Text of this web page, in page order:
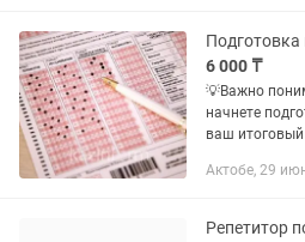
6 000 ₸
💡Важно
начнете
ваш итоговый балл.
уровня
Актобе, 29
Репетитор